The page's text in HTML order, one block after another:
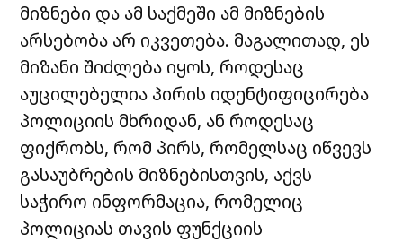
მიზნები და ამ საქმეში ამ მიზნების
არსებობა არ იკვეთება. მაგალითად, ეს
მიზანი შიძლება იყოს, როდესაც
აუცილებელია პირის იდენტიფიცირება
პოლიციის მხრიდან, ან როდესაც
ფიქრობს, რომ პირს, რომელსაც იწვევს
გასაუბრების მიზნებისთვის, აქვს
საჭირო ინფორმაცია, რომელიც
პოლიციას თავის ფუნქციის